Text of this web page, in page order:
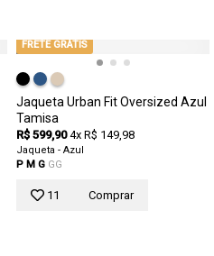
FRETE GRÁTIS
Jaqueta Urban Fit Oversized Azul
Tamisa
R$ 599,90 4x R$ 149,98
Jaqueta - Azul
P M G GG
11 Comprar